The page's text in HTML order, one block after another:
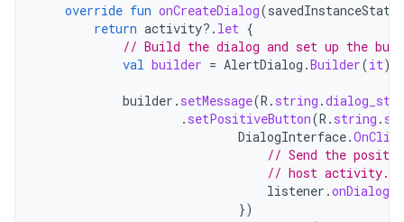
override fun onCreateDialog(savedInstanceState
return activity?. let {
// Build the dialog and set up the
val builder = AlertDialog .Builder(it)
builder . setMessage(R . string .
. setPositiveButton(R . string .
DialogInterface.
// Send the
// host activity.
listener .
})